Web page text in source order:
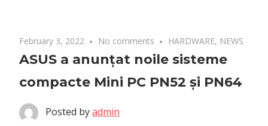
February 3, 2022 No comments HARDWARE, NEWS
ASUS a anunțat noile sisteme
compacte Mini PC PN52 și PN64
Posted byadmin